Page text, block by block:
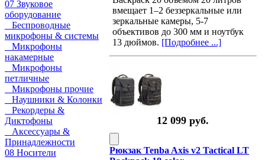
07 Звуковое
оборудование
Беспроводные
микрофоны & системы
Микрофоны
накамерные
Микрофоны
петличные
Микрофоны прочие
Наушники & Колонки
Рекордеры &
Диктофоны
Аксессуары &
Принадлежности
08 Носители
вмещает 1–2 беззеркальные или
зеркальные камеры, 5-7
объективов до 300 мм и ноутбук
13 дюймов. [Подробнее ...]
12 099 руб.
Рюкзак Tenba Axis v2 Tactical LT